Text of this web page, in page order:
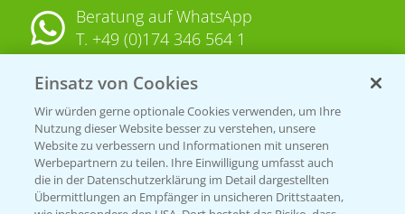
Beratung auf WhatsApp
T. +49 (0)174 346 564 1
KONTAKT
Hilfe in Notfällen
T.+49 (0)214/30-20220
Einsatz von Cookies
Wir würden gerne optionale Cookies verwenden, um Ihre
Nutzung dieser Website besser zu verstehen, unsere
Website zu verbessern und Informationen mit unseren
Werbepartnern zu teilen. Ihre Einwilligung umfasst auch
die in der Datenschutzerklärung im Detail dargestellten
Übermittlungen an Empfänger in unsicheren Drittstaaten,